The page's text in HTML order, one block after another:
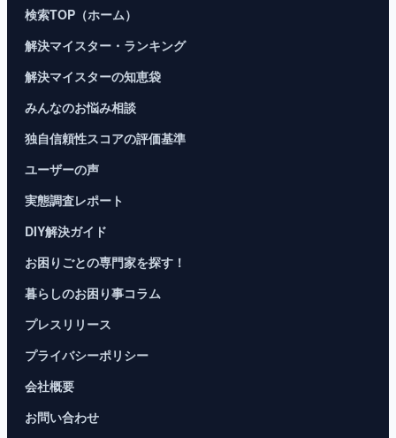
検索TOP（ホーム）
解決マイスター・ランキング
解決マイスターの知恵袋
みんなのお悩み相談
独自信頼性スコアの評価基準
ユーザーの声
実態調査レポート
DIY解決ガイド
お困りごとの専門家を探す！
暮らしのお困り事コラム
プレスリリース
プライバシーポリシー
会社概要
お問い合わせ